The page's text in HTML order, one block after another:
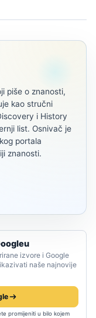
piše o znanosti,
kao stručni
i History
list. Osnivač je
portala
znanosti.
izvore i Google
naše najnovije
promijeniti u bilo kojem